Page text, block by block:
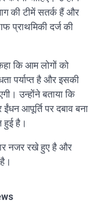
की टीमें सतर्क हैं और
प्राथमिकी दर्ज की
कि आम लोगों को
पर्याप्त है और इसकी
उन्होंने बताया कि
आपूर्ति पर दबाव बना
हुई है।
नजर रखे हुए है और